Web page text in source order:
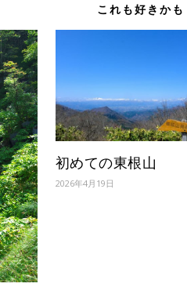
これも好きかも
初めての東根山
2026年4月19日